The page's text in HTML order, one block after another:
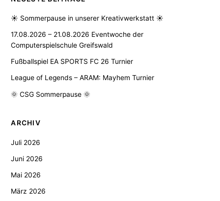
☀️ Sommerpause in unserer Kreativwerkstatt ☀️
17.08.2026 – 21.08.2026 Eventwoche der
Computerspielschule Greifswald
Fußballspiel EA SPORTS FC 26 Turnier
League of Legends – ARAM: Mayhem Turnier
🌞 CSG Sommerpause 🌞
ARCHIV
Juli 2026
Juni 2026
Mai 2026
März 2026